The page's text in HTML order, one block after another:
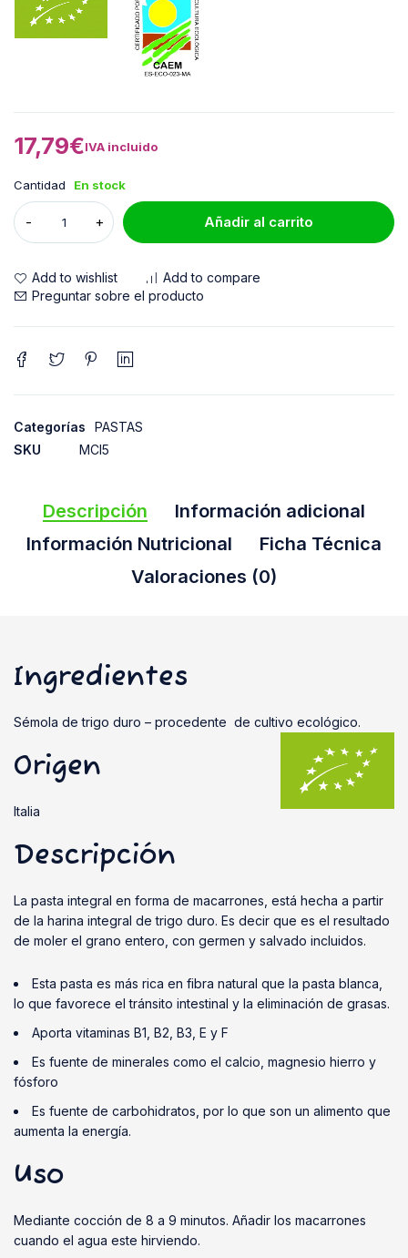
17,79€IVA incluido
Cantidad En stock
Añadir al carrito
Add to wishlist
Add to compare
Preguntar sobre el producto
Categorías
PASTAS
SKU
MCI5
Descripción
Información adicional
Información Nutricional
Ficha Técnica
Valoraciones (0)
Ingredientes
Sémola de trigo duro – procedente de cultivo ecológico.
Origen
Italia
Descripción
La pasta integral en forma de macarrones, está hecha a partir
de la harina integral de trigo duro. Es decir que es el resultado
de moler el grano entero, con germen y salvado incluidos.
Esta pasta es más rica en fibra natural que la pasta blanca,
lo que favorece el tránsito intestinal y la eliminación de grasas.
Aporta vitaminas B1, B2, B3, E y F
Es fuente de minerales como el calcio, magnesio hierro y
fósforo
Es fuente de carbohidratos, por lo que son un alimento que
aumenta la energía.
Uso
Mediante cocción de 8 a 9 minutos. Añadir los macarrones
cuando el agua este hirviendo.